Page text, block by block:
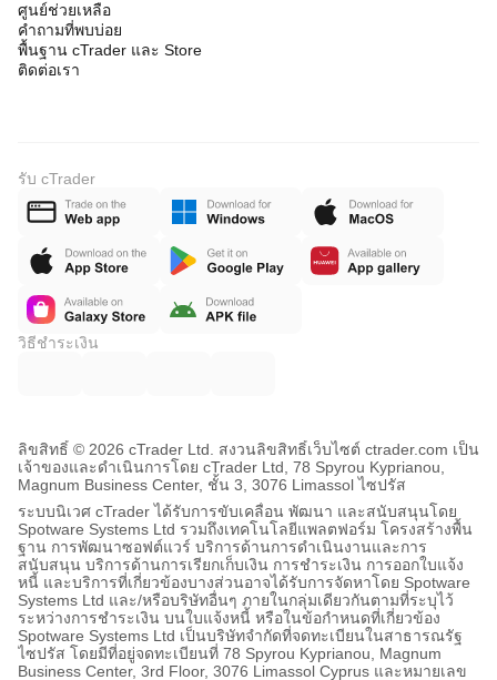
ศูนย์ช่วยเหลือ
คำถามที่พบบ่อย
พื้นฐาน cTrader และ Store
ติดต่อเรา
รับ cTrader
วิธีชำระเงิน
ลิขสิทธิ์ © 2026 cTrader Ltd. สงวนลิขสิทธิ์เว็บไซต์ ctrader.com เป็น
เจ้าของและดำเนินการโดย cTrader Ltd, 78 Spyrou Kyprianou,
Magnum Business Center, ชั้น 3, 3076 Limassol ไซปรัส
ระบบนิเวศ cTrader ได้รับการขับเคลื่อน พัฒนา และสนับสนุนโดย
Spotware Systems Ltd รวมถึงเทคโนโลยีแพลตฟอร์ม โครงสร้างพื้น
ฐาน การพัฒนาซอฟต์แวร์ บริการด้านการดำเนินงานและการ
สนับสนุน บริการด้านการเรียกเก็บเงิน การชำระเงิน การออกใบแจ้ง
หนี้ และบริการที่เกี่ยวข้องบางส่วนอาจได้รับการจัดหาโดย Spotware
Systems Ltd และ/หรือบริษัทอื่นๆ ภายในกลุ่มเดียวกันตามที่ระบุไว้
ระหว่างการชำระเงิน บนใบแจ้งหนี้ หรือในข้อกำหนดที่เกี่ยวข้อง
Spotware Systems Ltd เป็นบริษัทจำกัดที่จดทะเบียนในสาธารณรัฐ
ไซปรัส โดยมีที่อยู่จดทะเบียนที่ 78 Spyrou Kyprianou, Magnum
Business Center, 3rd Floor, 3076 Limassol Cyprus และหมายเลข